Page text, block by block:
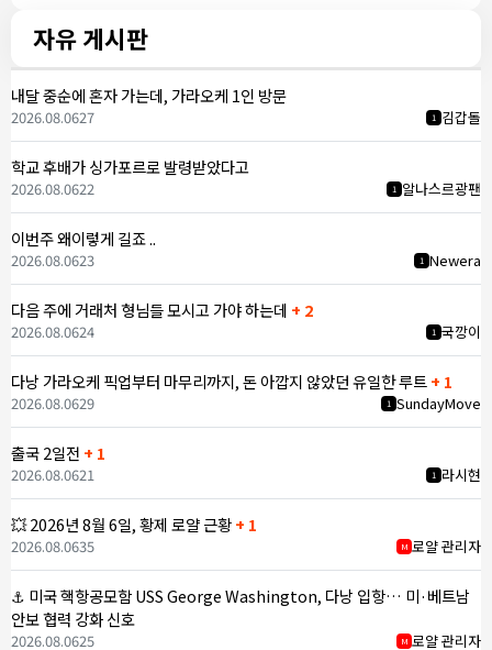
자유 게시판
내달 중순에 혼자 가는데, 가라오케 1인 방문
1 김갑돌
2026.08.0627
학교 후배가 싱가포르로 발령받았다고
1 알나스르광팬
2026.08.0622
이번주 왜이렇게 길죠 ..
1 Newera
2026.08.0623
다음 주에 거래처 형님들 모시고 가야 하는데 + 2
1 국깡이
2026.08.0624
다낭 가라오케 픽업부터 마무리까지, 돈 아깝지 않았던 유일한 루트+ 1
1 SundayMove
2026.08.0629
출국 2일전 + 1
1 라시현
2026.08.0621
💥 2026년 8월 6일, 황제 로얄 근황+ 1
M 로얄 관리자
2026.08.0635
⚓ 미국 핵항공모함 USS George Washington, 다낭 입항… 미·베트남
안보 협력 강화 신호
M 로얄 관리자
2026.08.0625